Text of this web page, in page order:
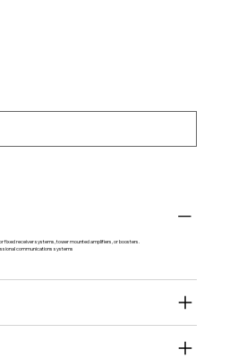
fixed receiver systems, tower mounted amplifiers, or boosters.
communications systems